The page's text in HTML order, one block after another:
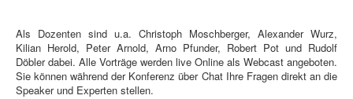
Als Dozenten sind u.a. Christoph Moschberger, Alexander Wurz,
Kilian Herold, Peter Arnold, Arno Pfunder, Robert Pot und Rudolf
Döbler dabei. Alle Vorträge werden live Online als Webcast angeboten.
Sie können während der Konferenz über Chat Ihre Fragen direkt an die
Speaker und Experten stellen.